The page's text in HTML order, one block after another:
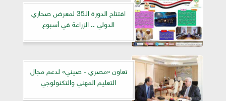
افتتاح الدورة الـ35 لمعرض صحاري
الدولي .. الزراعة في أسبوع
تعاون «مصري - صيني» لدعم مجال
التعليم المهني والتكنولوجي